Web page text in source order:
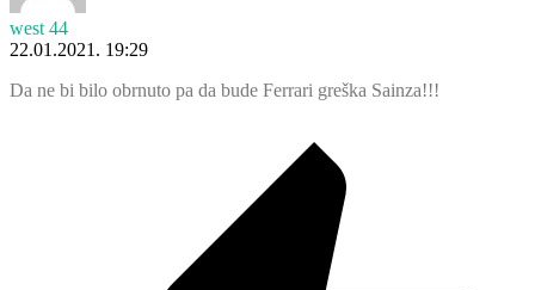
west 44
22.01.2021. 19:29
Da ne bi bilo obrnuto pa da bude Ferrari greška Sainza!!!